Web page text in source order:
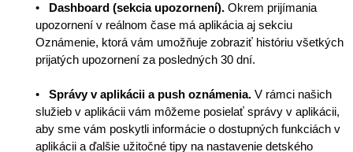
• Dashboard (sekcia upozornení). Okrem prijímania
upozornení v reálnom čase má aplikácia aj sekciu
Oznámenie, ktorá vám umožňuje zobraziť históriu všetkých
prijatých upozornení za posledných 30 dní.
•Správy v aplikácii a push oznámenia. V rámci našich
služieb v aplikácii vám môžeme posielať správy v aplikácii,
aby sme vám poskytli informácie o dostupných funkciách v
aplikácii a ďalšie užitočné tipy na nastavenie detského